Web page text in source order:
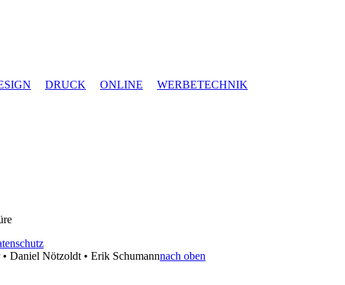
DRUCK ONLINE
WERBETECHNIK
Daniel Nötzoldt • Erik Schumannnach oben